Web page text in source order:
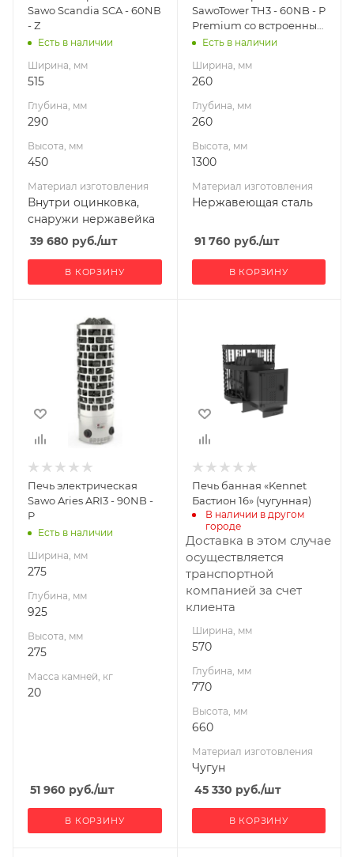
снаружи
нержавейка
22
450x515x290
6
Sawo Scandia SCA - 60NВ
- Z
Есть в наличии
Ширина, мм
515
Глубина, мм
290
Высота, мм
450
Материал изготовления
Внутри оцинковка,
снаружи нержавейка
39 680 руб./шт
В КОРЗИНУ
Масса камней, кг
70
Габариты В*Ш*Г мм
1300x260x260
Мощность, кВт
6
SawoTower TH3 - 60NB - Р
Premium со встроенным
блоком управления
Есть в наличии
Ширина, мм
260
Глубина, мм
260
Высота, мм
1300
Материал изготовления
Нержавеющая сталь
91 760 руб./шт
В КОРЗИНУ
Ширина, мм
Глубина, мм
Высота, мм
275
Масса камней, кг
Габариты В*Ш*Г мм
275x275x925
Мощность, кВт
9
Печь электрическая
Sawo Aries ARI3 - 90NB -
P
Есть в наличии
Ширина, мм
275
Глубина, мм
925
Высота, мм
275
Масса камней, кг
20
51 960 руб./шт
В КОРЗИНУ
Глубина, мм
Высота, мм
660
Материал
Чугун
Вид топлива
Дрова
Диаметр дымохода,
мм
115
Длина дров, мм
340
Масса камней, кг
140
Гарантия, мес.
12
Печь банная «Kennet
Бастион 16» (чугунная)
В наличии в другом
городе
Доставка в этом случае
осуществляется
транспортной
компанией за счет
клиента
Ширина, мм
570
Глубина, мм
770
Высота, мм
660
Материал изготовления
Чугун
45 330 руб./шт
В КОРЗИНУ